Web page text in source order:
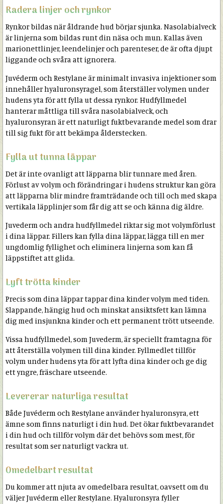
Radera linjer och rynkor
Rynkor bildas när åldrande hud börjar sjunka. Nasolabialveck
är linjerna som bildas runt din näsa och mun. Kallas även
marionettlinjer, leendelinjer och parenteser, de är ofta djupt
liggande och svåra att ignorera.
Juvéderm och Restylane är minimalt invasiva injektioner som
innehåller hyaluronsyragel, som återställer volymen under
hudens yta för att fylla ut dessa rynkor. Hudfyllmedel
hanterar måttliga till svåra nasolabialveck, och
hyaluronsyran är ett naturligt fuktbevarande medel som drar
till sig fukt för att bekämpa ålderstecken.
Fylla ut tunna läppar
Det är inte ovanligt att läpparna blir tunnare med åren.
Förlust av volym och förändringar i hudens struktur kan göra
att läpparna blir mindre framträdande och till och med skapa
vertikala läpplinjer som får dig att se och känna dig äldre.
Juvederm och andra hudfyllmedel riktar sig mot volymförlust
i dina läppar. Fillers kan fylla dina läppar, lägga till en mer
ungdomlig fyllighet och eliminera linjerna som kan få
läppstiftet att glida.
Lyft trötta kinder
Precis som dina läppar tappar dina kinder volym med tiden.
Slappande, hängig hud och minskat ansiktsfett kan lämna
dig med insjunkna kinder och ett permanent trött utseende.
Vissa hudfyllmedel, som Juvederm, är speciellt framtagna för
att återställa volymen till dina kinder. Fyllmedlet tillför
volym under hudens yta för att lyfta dina kinder och ge dig
ett yngre, fräschare utseende.
Levererar naturliga resultat
Både Juvéderm och Restylane använder hyaluronsyra, ett
ämne som finns naturligt i din hud. Det ökar fuktbevarandet
i din hud och tillför volym där det behövs som mest, för
resultat som ser naturligt vackra ut.
Omedelbart resultat
Du kommer att njuta av omedelbara resultat, oavsett om du
väljer Juvéderm eller Restylane. Hyaluronsyra fyller